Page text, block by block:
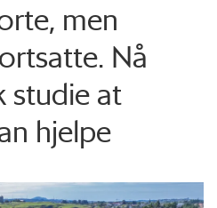
men
Nå
studie at
hjelpe